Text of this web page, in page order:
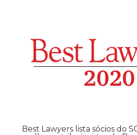
Best Lawyers lista sócios do